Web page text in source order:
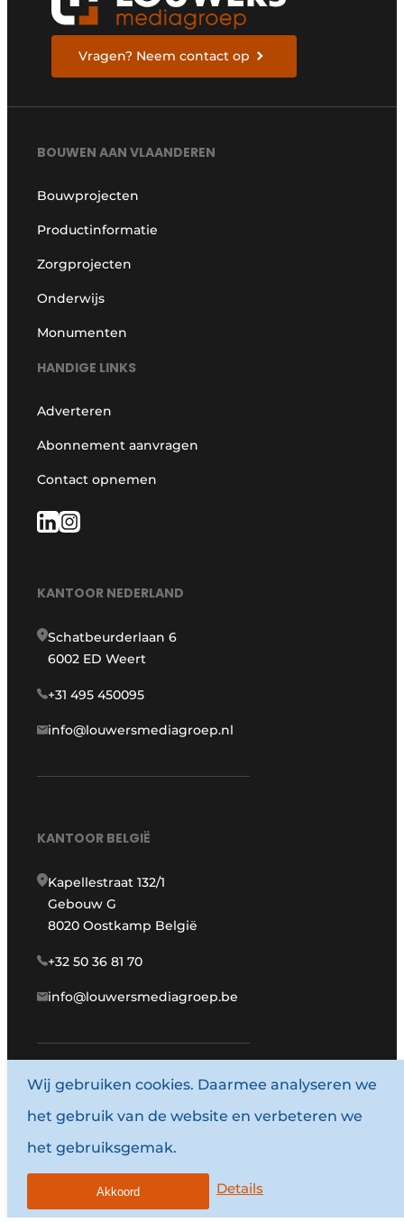
Vragen? Neem contact op
BOUWEN AAN VLAANDEREN
Bouwprojecten
Productinformatie
Zorgprojecten
Onderwijs
Monumenten
HANDIGE LINKS
Adverteren
Abonnement aanvragen
Contact opnemen
KANTOOR NEDERLAND
Schatbeurderlaan 6
6002 ED Weert
+31 495 450095
info@louwersmediagroep.nl
KANTOOR BELGIË
Kapellestraat 132/1
Gebouw G
8020 Oostkamp België
+32 50 36 81 70
info@louwersmediagroep.be
www.louwersmediagroep.com
© 1987 - 2026 Louwersmediagroep.
Algemene voorwaarden
Privacy policy
Wij gebruiken cookies. Daarmee analyseren we
het gebruik van de website en verbeteren we
het gebruiksgemak.
Details
Akkoord